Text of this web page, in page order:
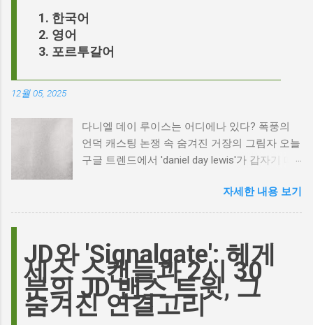
한국어
영어
포르투갈어
12월 05, 2025
다니엘 데이 루이스는 어디에나 있다? 폭풍의
언덕 캐스팅 논쟁 속 숨겨진 거장의 그림자 오늘
구글 트렌드에서 'daniel day lewis'가 갑자기 떠
이름이 왜 다시 사람들의 입에 오르내리는 걸까
요? 표면적으로는 마고 로비가 제작하고 주연을
이 그 시작입니다. 하지만 그 이면에는 '연기'라
는 예술에 대한 깊은 갈망과, 완벽주의를 향한
끊임없는 열망이 숨겨져 있습니다. Photo by
Plufow Le Studio on Unsplash 폭풍의 언덕, 그
리고 캐스팅 논쟁의 불씨 최근 몇 주 동안 영화
자세한 내용 보기
JD와 'Signalgate': 헤게
세스 스캔들과 2시 30
분의 JD 밴스 트윗, 그
숨겨진 연결고리